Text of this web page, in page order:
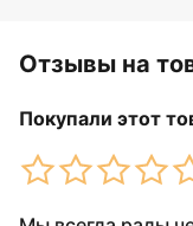
Отзывы на
Покупали этот